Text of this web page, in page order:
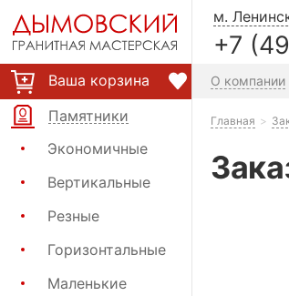
Ваша корзина
Памятники
Экономичные
Вертикальные
Резные
Горизонтальные
Маленькие
м.
+7
О компании
Главная